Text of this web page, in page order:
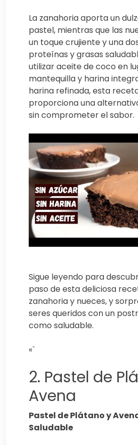
La zanahoria aporta un
pastel, mientras que las
un toque crujiente y una
proteínas y grasas
utilizar aceite de coco en
mantequilla y harina
harina refinada, esta
proporciona una
sin comprometer el sabor.
Sigue leyendo para
paso de esta deliciosa
zanahoria y nueces, y
seres queridos con un
como saludable.
«`
2. Pastel de
Avena
Pastel de Plátano y
Saludable